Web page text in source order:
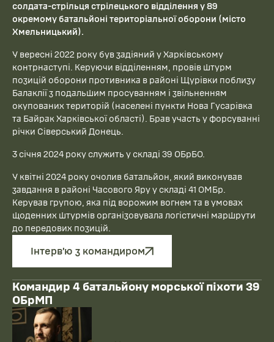
солдата-стрільця стрілецького відділення у 89
окремому батальйоні територіальної оборони (місто
Хмельницький).
У вересні 2022 року був задіяний у Харківському
контрнаступі. Керуючи відділенням, провів штурм
позицій оборони противника в районі Щурівки поблизу
Балаклії з подальшим просуванням і звільненням
окупованих територій (населені пункти Нова Гусарівка
та Байрак Харківської області). Брав участь у форсуванні
річки Сіверський Донець.
З січня 2024 року служить у складі 39 ОБрБО.
У квітні 2024 року очолив батальйон, який виконував
завдання в районі Часового Яру у складі 41 ОМБр.
Керував групою, яка під ворожим вогнем та в умовах
щоденних штурмів організовувала логістичні маршрути
до передових позицій.
Інтерв’ю з командиром
Командир 4 батальйону морської піхоти 39
ОБрМП